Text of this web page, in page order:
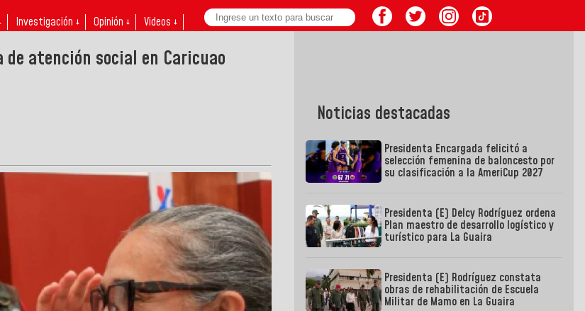
Investigación ↓ Opinión ↓ Videos ↓
atención social en Caricuao
Noticias destacadas
Presidenta Encargada felicitó a
selección femenina de baloncesto por
su clasificación a la AmeriCup 2027
Presidenta (E) Delcy Rodríguez ordena
Plan maestro de desarrollo logístico y
turístico para La Guaira
Presidenta (E) Rodríguez constata
obras de rehabilitación de Escuela
Militar de Mamo en La Guaira